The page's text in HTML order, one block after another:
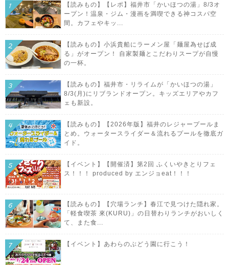
【読みもの】【レポ】福井市「かいほつの湯」8/3オ
ープン！温泉・ジム・漫画を満喫できる神コスパ空
間。カフェやキッ...
【読みもの】小浜貴船にラーメン屋「麺屋為せば成
る」がオープン！ 自家製麺とこだわりスープが自慢
の一杯。
【読みもの】福井市・リライムが「かいほつの湯」
8/3(月)にリブランドオープン。キッズエリアやカフ
ェも新設。
【読みもの】【2026年版】福井のレジャープールま
とめ。ウォータースライダー＆流れるプールを徹底ガ
イド。
【イベント】【開催済】第2回 ふくいやきとりフェ
ス！！！ produced by エンジョeat！！！
【読みもの】【穴場ランチ】春江で見つけた隠れ家。
「軽食喫茶 來(KURU)」の日替わりランチがおいしく
て、また食...
【イベント】あわらのぶどう園に行こう！